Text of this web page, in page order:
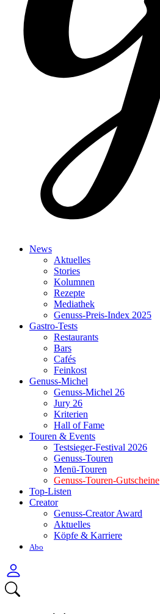
News
Aktuelles
Stories
Kolumnen
Rezepte
Mediathek
Genuss-Preis-Index 2025
Gastro-Tests
Restaurants
Bars
Cafés
Feinkost
Genuss-Michel
Genuss-Michel 26
Jury 26
Kriterien
Hall of Fame
Touren & Events
Testsieger-Festival 2026
Genuss-Touren
Menü-Touren
Genuss-Touren-Gutscheine
Top-Listen
Creator
Genuss-Creator Award
Aktuelles
Köpfe & Karriere
Abo
Anmelden
Menü
öffnen
Suchen